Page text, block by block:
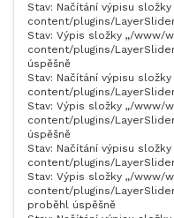
Stav: Načítání výpisu
content/plugins/
Stav: Výpis složky „/www/
content/plugins/
úspěšně
Stav: Načítání výpisu
content/plugins/
Stav: Výpis složky „/www/
content/plugins/
úspěšně
Stav: Načítání výpisu
content/plugins/
Stav: Výpis složky „/www/
content/plugins/
proběhl úspěšně